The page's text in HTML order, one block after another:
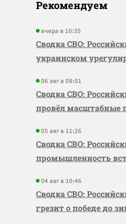
Рекомендуем
вчера в 10:35
Сводка СВО:
украинском
06 авг в 08:01
Сводка СВО:
провёл масштабные
05 авг в 11:26
Сводка СВО:
промышленность
04 авг в 10:46
Сводка СВО:
грезит о победе до